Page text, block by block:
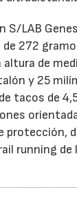
S/LAB
272
de
y 25
tacos de
protección,
running de